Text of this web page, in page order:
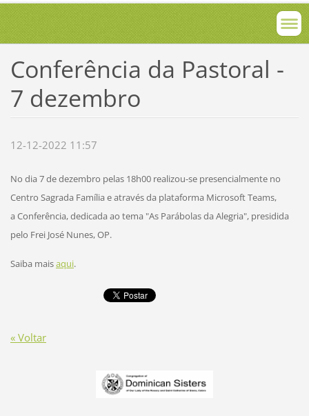
Conferência da Pastoral -
7 dezembro
12-12-2022 11:57
No dia 7 de dezembro pelas 18h00 realizou-se presencialmente no
Centro Sagrada Família e através da plataforma Microsoft Teams,
a Conferência, dedicada ao tema "As Parábolas da Alegria", presidida
pelo Frei José Nunes, OP.
Saiba maisaqui.
« Voltar